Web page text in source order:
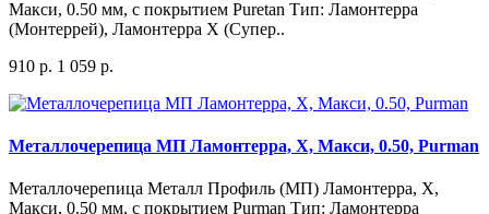
Макси, 0.50 мм, c покрытием Puretan Тип: Ламонтерра
(Монтеррей), Ламонтерра X (Супер..
910 р. 1 059 р.
Металлочерепица МП Ламонтерра, X, Макси, 0.50, Purman
Металлочерепица Металл Профиль (МП) Ламонтерра, X,
Макси, 0.50 мм, c покрытием Purman Тип: Ламонтерра